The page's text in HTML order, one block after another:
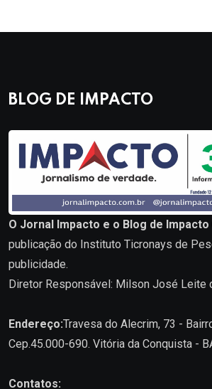
BLOG DE IMPACTO
O Jornal Impacto e o Blog de
publicação do Instituto Ticronays de
publicidade.
Diretor Responsável: Milson José Leite
Endereço:Travesa do Alecrim, 73 -
Cep.45.000-690. Vitória da Conquista -
Contatos: